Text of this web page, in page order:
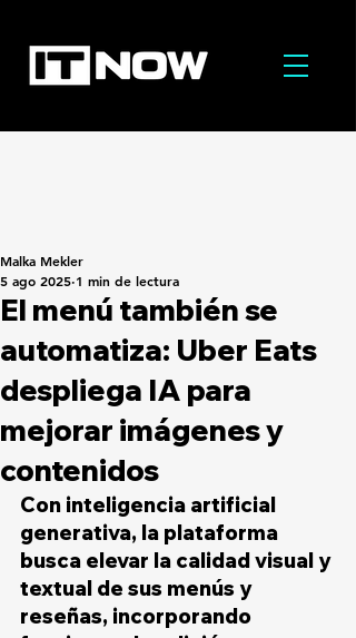
El menú también se
automatiza: Uber Eats
despliega IA para
mejorar imágenes y
contenidos
Malka Mekler
5 ago 2025 1 min de lectura
Con inteligencia artificial
generativa, la plataforma
busca elevar la calidad visual y
textual de sus menús y
reseñas, incorporando